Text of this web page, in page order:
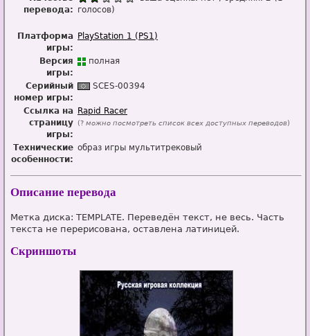
перевода: голосов)
Платформа
игры:
PlayStation 1 (PS1)
Версия
игры:
полная
Серийный
номер игры:
SCES-00394
Ссылка на
страницу
игры:
Rapid Racer
(? можно посмотреть список всех доступных переводов)
Технические
особенности:
образ игры мультитрековый
Описание перевода
Метка диска: TEMPLATE. Переведён текст, не весь. Часть
текста не перерисована, оставлена латиницей.
Скриншоты